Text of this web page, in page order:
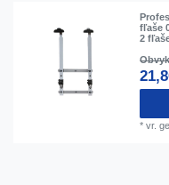
fľaše
2
*vr.